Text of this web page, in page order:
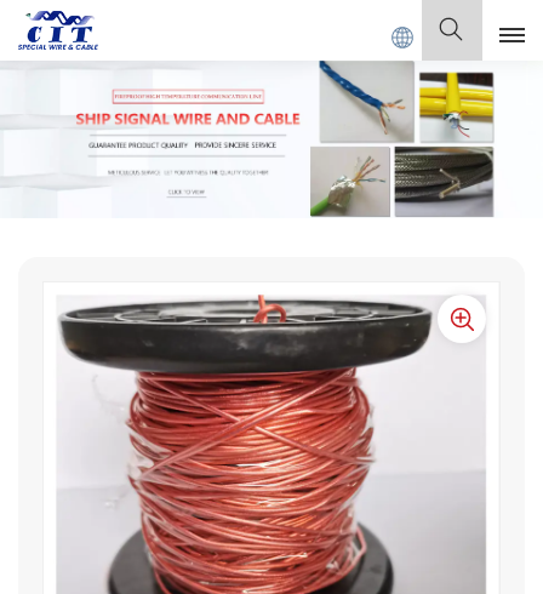
CABLE Co., Ltd. Español
English
Français
Italiano
Polski
Español